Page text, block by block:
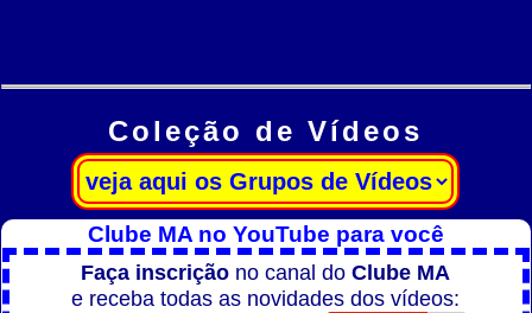
Coleção de Vídeos
Clube MA no YouTube para você
Faça inscrição no canal doClube MA
e receba todas as novidades dos vídeos: